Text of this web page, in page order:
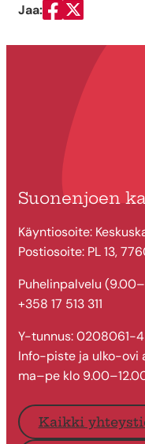
Jaa:
Jaa Facebookissa
Jaa
Suonenjoen
Käyntiosoite:
Postiosoite: PL 13,
Puhelinpalvelu
+358 17 513 311
Y-tunnus: 0208061-4
Info-piste ja ulko-ovi
ma–pe klo
Kaikki